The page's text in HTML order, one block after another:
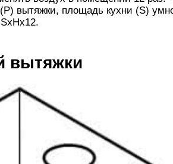
вытяжки, площадь кухни (S)
вытяжки